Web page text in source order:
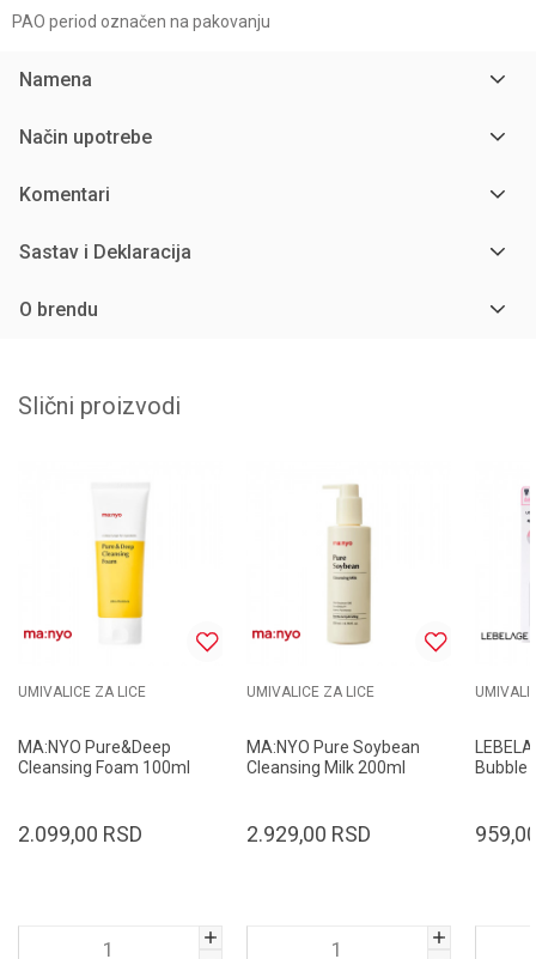
PAO period označen na pakovanju
Namena
Način upotrebe
Komentari
Sastav i Deklaracija
O brendu
Slični proizvodi
UMIVALICE ZA LICE
MA:NYO Pure&Deep
Cleansing Foam 100ml
2.099,00 RSD
UMIVALICE ZA LICE
MA:NYO Pure Soybean
Cleansing Milk 200ml
2.929,00 RSD
Bubble